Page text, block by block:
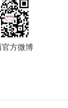
官方微博